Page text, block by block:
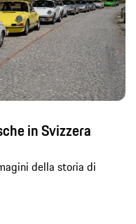
in Svizzera
della storia di